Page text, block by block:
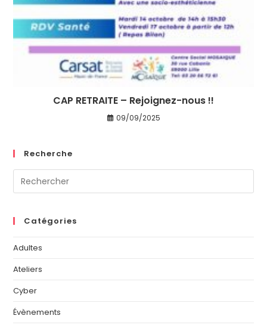
CAP RETRAITE – Rejoignez-nous !!
09/09/2025
Recherche
Catégories
Adultes
Ateliers
Cyber
Évènements